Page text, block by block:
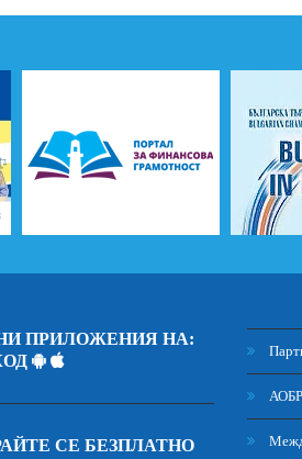
ПРИЛОЖЕНИЯ НА:
СЕ БЕЗПЛАТНО
АОБР